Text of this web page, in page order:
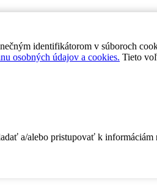
identifikátorom v súboroch
osobných údajov a cookies. Tieto
a/alebo pristupovať k informáciám